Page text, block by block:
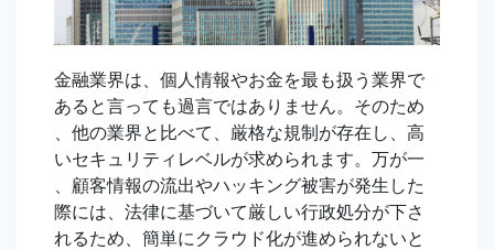
金融業界は、個人情報やお金を最も扱う業界で
あると言っても過言ではありません。そのため
、他の業界と比べて、厳格な規制が存在し、高
いセキュリティレベルが求められます。万が一
、顧客情報の流出やハッキング被害が発生した
際には、法律に基づいて厳しい行政処分が下さ
れるため、簡単にクラウド化が進められないと